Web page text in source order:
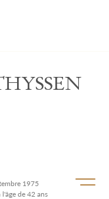
Ouvrir/
1975
de 42 ans